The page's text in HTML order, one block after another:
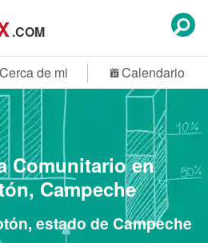
.COM
de mi Calendario
Comunitario en
Campeche
estado de Campeche